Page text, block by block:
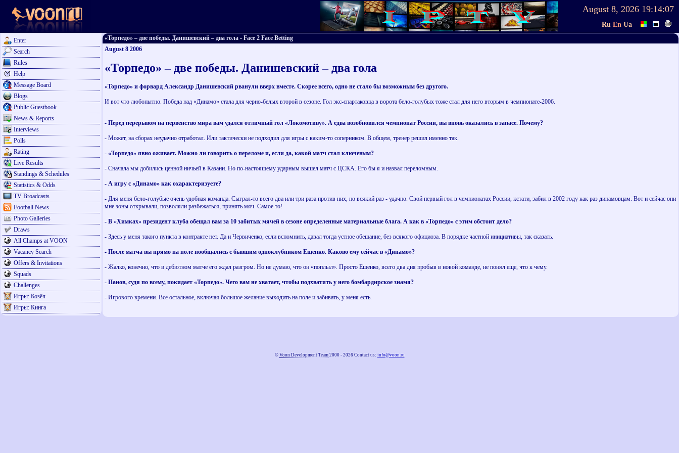
August 8, 2026 19:14:07
Ru En Ua
Enter
Search
Rules
Help
Message Board
Blogs
Public Guestbook
News & Reports
Interviews
Polls
Rating
Live Results
Standings & Schedules
Statistics & Odds
TV Broadcasts
Football News
Photo Galleries
Draws
All Champs at VOON
Vacancy Search
Offers & Invitations
Squads
Challenges
Игры: Козёл
Игры: Кинга
«Торпедо» – две победы. Данишевский – два гола - Face 2 Face Betting
August 8 2006
«Торпедо» – две победы. Данишевский – два гола
«Торпедо» и форвард Александр Данишевский рванули вверх вместе. Скорее всего, одно не стало бы возможным без другого.
И вот что любопытно. Победа над «Динамо» стала для черно-белых второй в сезоне. Гол экс-спартаковца в ворота бело-голубых тоже стал для него вторым в чемпионате-2006.
- Перед перерывом на первенство мира вам удался отличный гол «Локомотиву». А едва возобновился чемпионат России, вы вновь оказались в запасе. Почему?
- Может, на сборах неудачно отработал. Или тактически не подходил для игры с каким-то соперником. В общем, тренер решил именно так.
- «Торпедо» явно оживает. Можно ли говорить о переломе и, если да, какой матч стал ключевым?
- Сначала мы добились ценной ничьей в Казани. Но по-настоящему ударным вышел матч с ЦСКА. Его бы я и назвал переломным.
- А игру с «Динамо» как охарактеризуете?
- Для меня бело-голубые очень удобная команда. Сыграл-то всего два или три раза против них, но всякий раз - удачно. Свой первый гол в чемпионатах России, кстати, забил в 2002 году как раз динамовцам. Вот и сейчас они
мне зоны открывали, позволяли разбежаться, принять мяч. Самое то!
- В «Химках» президент клуба обещал вам за 10 забитых мячей в сезоне определенные материальные блага. А как в «Торпедо» с этим обстоит дело?
- Здесь у меня такого пункта в контракте нет. Да и Червиченко, если вспомнить, давал тогда устное обещание, без всякого официоза. В порядке частной инициативы, так сказать.
- После матча вы прямо на поле пообщались с бывшим одноклубником Ещенко. Каково ему сейчас в «Динамо»?
- Жалко, конечно, что в дебютном матче его ждал разгром. Но не думаю, что он «поплыл». Просто Ещенко, всего два дня пробыв в новой команде, не понял еще, что к чему.
- Панов, судя по всему, покидает «Торпедо». Чего вам не хватает, чтобы подхватить у него бомбардирское знамя?
- Игрового времени. Все остальное, включая большое желание выходить на поле и забивать, у меня есть.
© Voon Development Team2000 - 2026 Contact us: info@voon.ru